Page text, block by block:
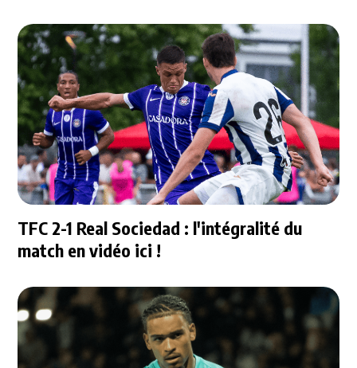
TFC 2-1 Real Sociedad : l'intégralité du
match en vidéo ici !